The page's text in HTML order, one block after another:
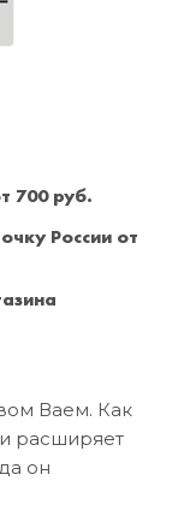
700 руб.
России от
Ваем. Как
расширяет
он